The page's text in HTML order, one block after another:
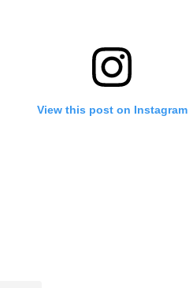
View this post on Instagram